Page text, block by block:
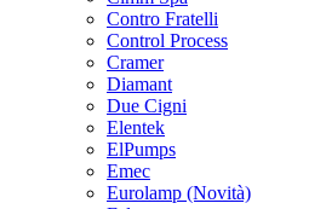
Contro Fratelli
Control Process
Cramer
Diamant
Due Cigni
Elentek
ElPumps
Emec
Eurolamp (Novità)